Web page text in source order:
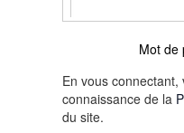
Mot de
En vous
connaissance de la
du site.